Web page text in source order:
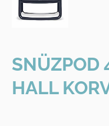
SNÜZPOD
HALL